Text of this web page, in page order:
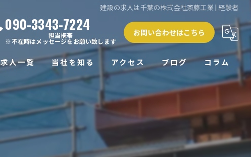
建設の求人は千葉の株式会社斎藤工業 | 経験者
090-3343-7224
担当携帯
※不在時はメッセージをお願い致します
お問い合わせはこちら
求人一覧 当社を知る アクセス ブログ コラム